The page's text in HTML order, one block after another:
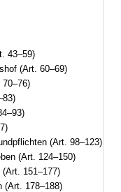
43–59)
(Art. 60–69)
(Art. 98–123)
(Art. 124–150)
151–177)
(Art. 178–188)